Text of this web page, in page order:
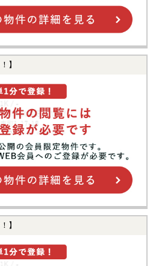
】
】